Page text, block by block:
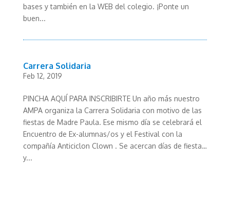
bases y también en la WEB del colegio. ¡Ponte un
buen...
Carrera Solidaria
Feb 12, 2019
PINCHA AQUÍ PARA INSCRIBIRTE Un año más nuestro
AMPA organiza la Carrera Solidaria con motivo de las
fiestas de Madre Paula. Ese mismo día se celebrará el
Encuentro de Ex-alumnas/os y el Festival con la
compañía Anticiclon Clown . Se acercan días de fiesta…
y...